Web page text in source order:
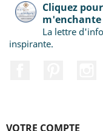
Cliquez
m'enchante
La lettre
inspirante.
VOTRE COMPTE